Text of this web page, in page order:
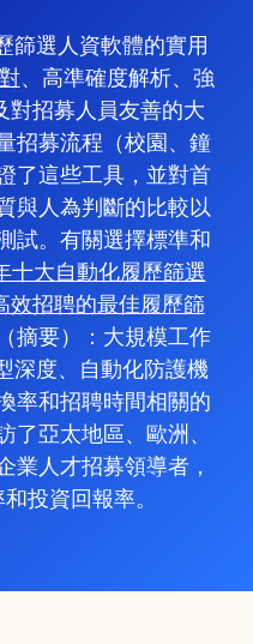
篩選人資軟體的實用
、高準確度解析、強
對招募人員友善的大
招募流程（校園、鐘
了這些工具，並對首
與人為判斷的比較以
試。有關選擇標準和
十大自動化履歷篩選
效招聘的最佳履歷篩
摘要）：大規模工作
深度、自動化防護機
率和招聘時間相關的
亞太地區、歐洲、
業人才招募領導者，
投資回報率。